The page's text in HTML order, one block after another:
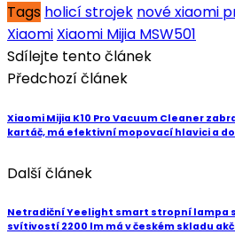
Tags holicí strojek nové xiaomi
Xiaomi Xiaomi Mijia MSW501
Sdílejte tento článek
Předchozí článek
Xiaomi Mijia K10 Pro Vacuum Cleaner
kartáč, má efektivní mopovací hlavici a
Další článek
Netradiční Yeelight smart stropní lampa
svítivostí 2200 lm má v českém skladu